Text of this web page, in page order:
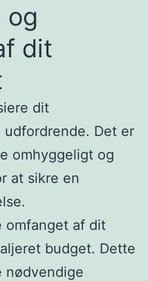
og
dit
dit
Det er
omhyggeligt og
at sikre en
omfanget af dit
budget. Dette
nødvendige